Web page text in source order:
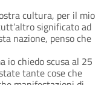
cultura, per il mio
significato ad
nazione, penso che
io chiedo scusa al 25
tante cose che